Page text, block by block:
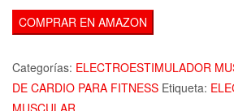
COMPRAR EN AMAZON
Categorías: ELECTROESTIMULADOR
DE CARDIO PARA FITNESS Etiqueta:
MUSCULAR